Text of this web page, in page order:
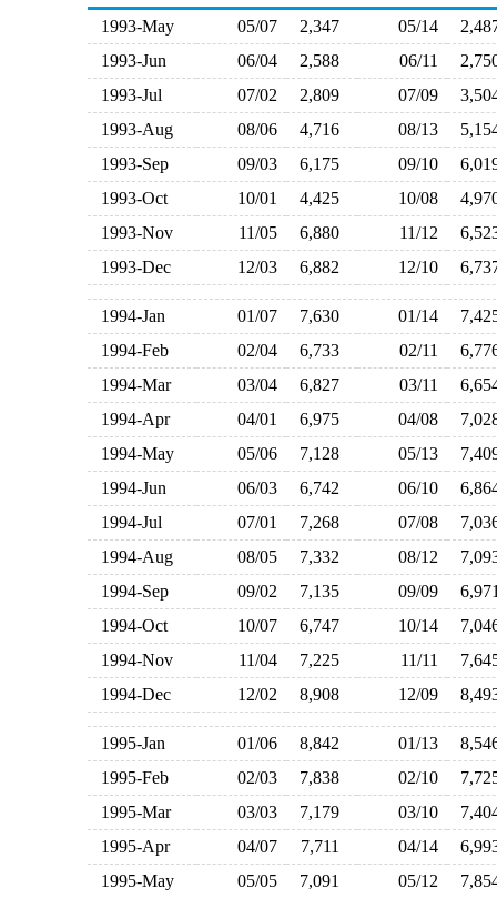
1993-May
05/07 2,347 05/14
1993-Jun
06/04 2,588 06/11
1993-Jul
07/02 2,809 07/09
1993-Aug
08/06 4,716 08/13
1993-Sep
09/03 6,175 09/10
1993-Oct
10/01 4,425 10/08
1993-Nov
11/05 6,880 11/12
1993-Dec
12/03 6,882 12/10
1994-Jan 01/07 7,630 01/14
1994-Feb
02/04 6,733 02/11
1994-Mar
03/04 6,827 03/11
1994-Apr
04/01 6,975 04/08
1994-May
05/06 7,128 05/13
1994-Jun
06/03 6,742 06/10
1994-Jul
07/01 7,268 07/08
1994-Aug
08/05 7,332 08/12
1994-Sep
09/02 7,135 09/09
1994-Oct
10/07 6,747 10/14
1994-Nov
11/04 7,225 11/11
1994-Dec
12/02 8,908 12/09
1995-Jan 01/06 8,842 01/13
1995-Feb
02/03 7,838 02/10
1995-Mar
03/03 7,179 03/10
1995-Apr
04/07 7,711 04/14
1995-May
05/05 7,091 05/12